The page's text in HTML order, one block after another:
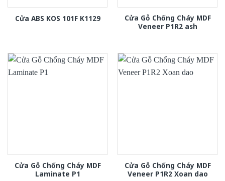
Cửa ABS KOS 101F K1129
Cửa Gỗ Chống Cháy MDF
Veneer P1R2 ash
Cửa Gỗ Chống Cháy MDF
Laminate P1
Cửa Gỗ Chống Cháy MDF
Veneer P1R2 Xoan dao